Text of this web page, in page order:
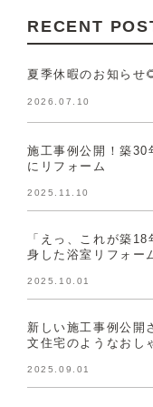
RECENT
夏季休暇のお知らせ
2026.07.10
施工事例公開！築30
にリフォーム
2025.11.10
「えっ、これが築
身した浴室リフォー
2025.10.01
新しい施工事例公開
文住宅のようなおし
2025.09.01